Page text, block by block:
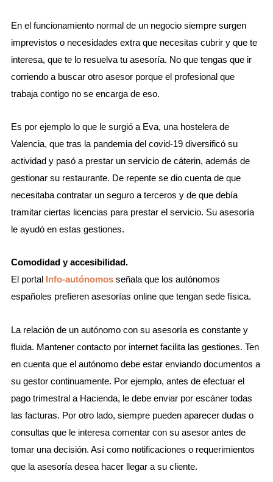
En el funcionamiento normal de un negocio siempre surgen
imprevistos o necesidades extra que necesitas cubrir y que te
interesa, que te lo resuelva tu asesoría. No que tengas que ir
corriendo a buscar otro asesor porque el profesional que
trabaja contigo no se encarga de eso.
Es por ejemplo lo que le surgió a Eva, una hostelera de
Valencia, que tras la pandemia del covid-19 diversificó su
actividad y pasó a prestar un servicio de cáterin, además de
gestionar su restaurante. De repente se dio cuenta de que
necesitaba contratar un seguro a terceros y de que debía
tramitar ciertas licencias para prestar el servicio. Su asesoría
le ayudó en estas gestiones.
Comodidad y accesibilidad.
El portal Info-autónomosseñala que los autónomos
españoles prefieren asesorías online que tengan sede física.
La relación de un autónomo con su asesoría es constante y
fluida. Mantener contacto por internet facilita las gestiones. Ten
en cuenta que el autónomo debe estar enviando documentos a
su gestor continuamente. Por ejemplo, antes de efectuar el
pago trimestral a Hacienda, le debe enviar por escáner todas
las facturas. Por otro lado, siempre pueden aparecer dudas o
consultas que le interesa comentar con su asesor antes de
tomar una decisión. Así como notificaciones o requerimientos
que la asesoría desea hacer llegar a su cliente.